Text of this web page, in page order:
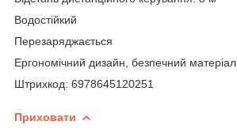
Водостійкий
Перезаряджається
Ергономічний дизайн, безпечний матеріал
Штрихкод: 6978645120251
Приховати